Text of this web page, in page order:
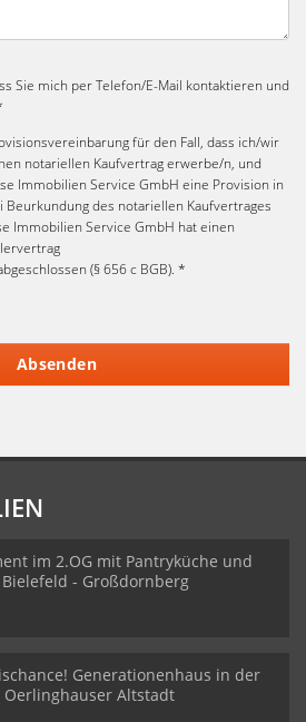
Sie mich per Telefon/E-Mail kontaktieren und
für den Fall, dass ich/wir
notariellen Kaufvertrag erwerbe/n, und
Immobilien Service GmbH eine Provision in
Beurkundung des notariellen Kaufvertrages
Immobilien Service GmbH hat einen
(§ 656 c BGB). *
Absenden
im 2.OG mit Pantryküche und
- Großdornberg
Generationenhaus in der
Altstadt